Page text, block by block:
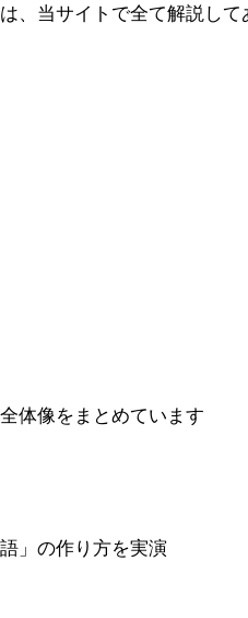
、当サイトで全て解説し
体像をまとめています
」の作り方を実演